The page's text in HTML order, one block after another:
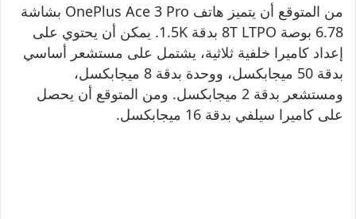
من المتوقع أن يتميز هاتف OnePlus Ace 3 Pro بشاشة
6.78 بوصة 8T LTPO بدقة 1.5K. يمكن أن يحتوي على
إعداد كاميرا خلفية ثلاثية، يشتمل على مستشعر أساسي
بدقة 50 ميجابكسل، ووحدة بدقة 8 ميجابكسل،
ومستشعر بدقة 2 ميجابكسل. ومن المتوقع أن يحصل
على كاميرا سيلفي بدقة 16 ميجابكسل.